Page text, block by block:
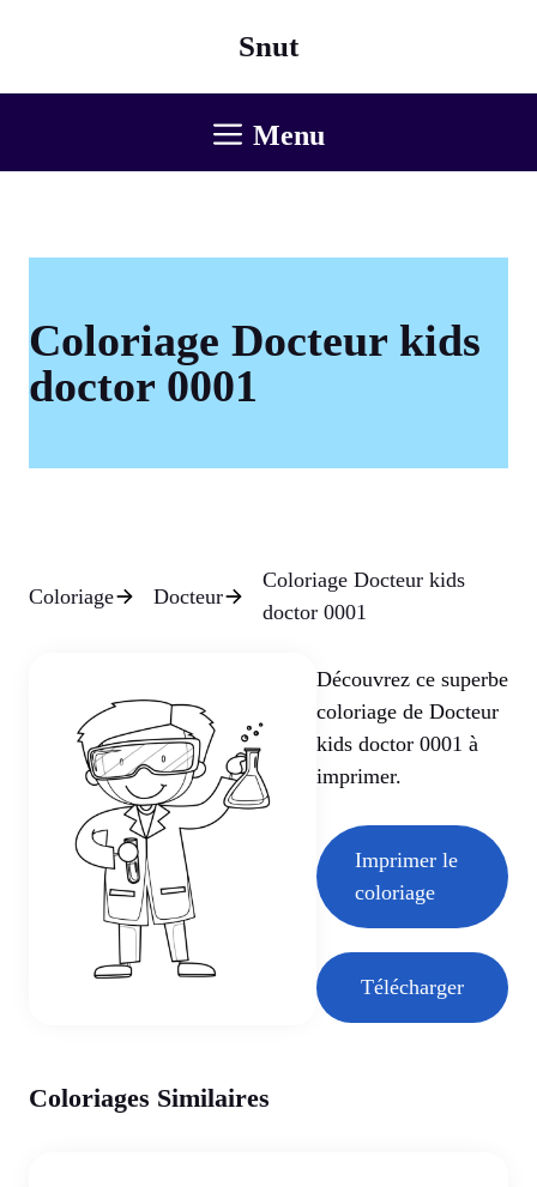
Snut
Menu
Coloriage Docteur kids
doctor 0001
Coloriage Docteur
Coloriage Docteur kids
doctor 0001
Découvrez ce superbe
coloriage de Docteur
kids doctor 0001 à
imprimer.
Imprimer le
coloriage
Télécharger
Coloriages Similaires